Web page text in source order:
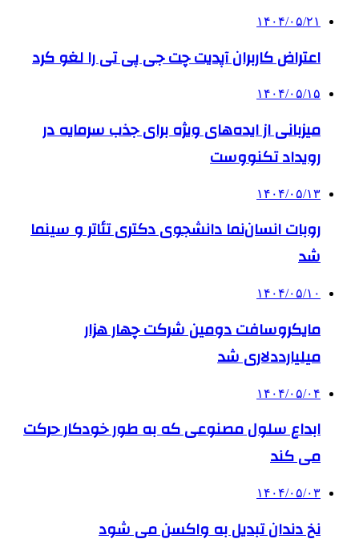
۱۴۰۴/۰۵/۲۱
اعتراض کاربران آپدیت چت جی پی تی را لغو کرد
۱۴۰۴/۰۵/۱۵
میزبانی از ایده‌های ویژه برای جذب سرمایه در
رویداد تکنووست
۱۴۰۴/۰۵/۱۳
روبات انسان‌نما دانشجوی دکتری تئاتر و سینما
شد
۱۴۰۴/۰۵/۱۰
مایکروسافت دومین شرکت چهار هزار
میلیارددلاری شد
۱۴۰۴/۰۵/۰۴
ابداع سلول مصنوعی که به طور خودکار حرکت
می کند
۱۴۰۴/۰۵/۰۳
نخ دندان تبدیل به واکسن می شود